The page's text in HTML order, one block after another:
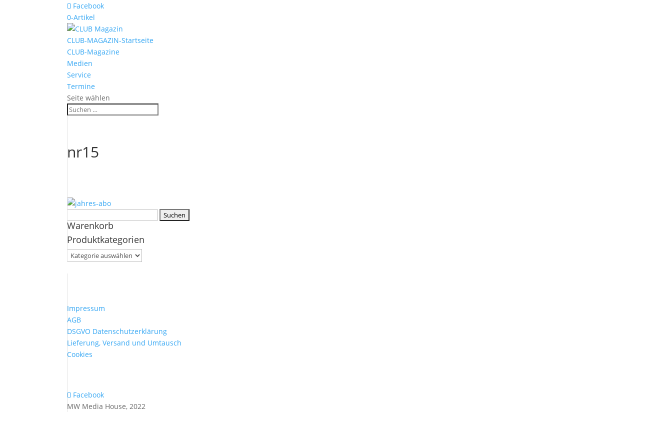
Facebook
0-Artikel
CLUB-MAGAZIN-Startseite
CLUB-Magazine
Medien
Service
Termine
Seite wählen
nr15
nach:
Warenkorb
Produktkategorien
Impressum
AGB
DSGVO Datenschutzerklärung
Lieferung, Versand und Umtausch
Cookies
Facebook
MW Media House, 2022